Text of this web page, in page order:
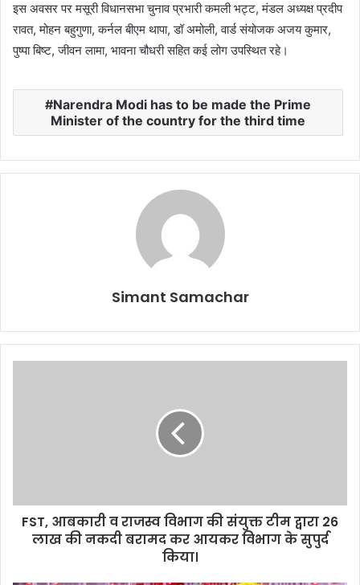
इस अवसर पर मसूरी विधानसभा चुनाव प्रभारी कमली भट्ट, मंडल अध्यक्ष प्रदीप
रावत, मोहन बहुगुणा, कर्नल बीएम थापा, डॉ अमोली, वार्ड संयोजक अजय कुमार,
पुष्पा बिष्ट, जीवन लामा, भावना चौधरी सहित कई लोग उपस्थित रहे।
Narendra Modi has to be made the Prime
Minister of the country for the third time
Simant Samachar
FST, आबकारी व राजस्व विभाग की संयुक्त टीम द्वारा 26
लाख की नकदी बरामद कर आयकर विभाग के सुपुर्द
किया।